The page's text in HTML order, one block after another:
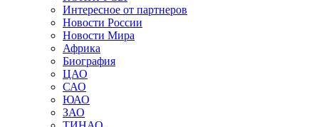
Интересное от партнеров
Новости России
Новости Мира
Африка
Биография
ЦАО
САО
ЮАО
ЗАО